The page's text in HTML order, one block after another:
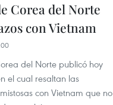
Corea del Norte
con Vietnam
del Norte publicó hoy
el cual resaltan las
con Vietnam que no